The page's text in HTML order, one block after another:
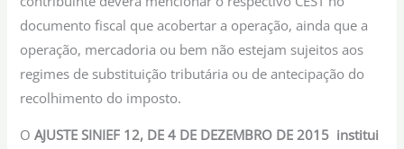
documento fiscal que acobertar a operação, ainda que a
operação, mercadoria ou bem não estejam sujeitos aos
regimes de substituição tributária ou de antecipação do
recolhimento do imposto.
OAJUSTE SINIEF 12, DE 4 DE DEZEMBRO DE 2015 institui